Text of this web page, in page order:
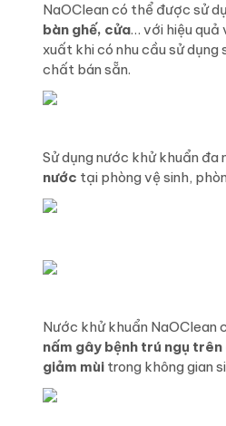
NaOClean có thể được sử
bàn ghế, cửa… với hiệu quả
xuất khi có nhu cầu sử
chất bán sẵn.
Sử dụng nước khử khuẩn đa
nước tại phòng vệ sinh,
Nước khử khuẩn NaOClean
nấm gây bệnh trú ngụ
giảm mùi trong không gian